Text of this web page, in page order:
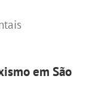
em São